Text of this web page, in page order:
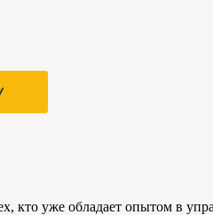
кто уже обладает опытом в